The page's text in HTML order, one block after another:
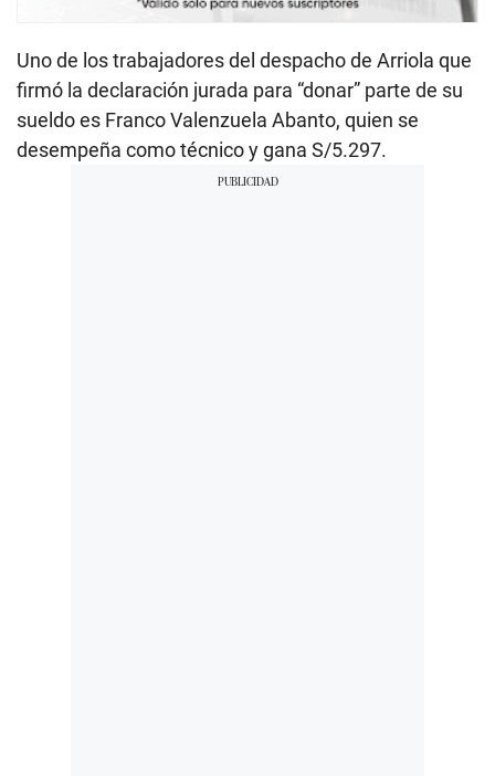
Uno de los trabajadores del despacho de Arriola que
firmó la declaración jurada para “donar” parte de su
sueldo es Franco Valenzuela Abanto, quien se
desempeña como técnico y gana S/5.297.